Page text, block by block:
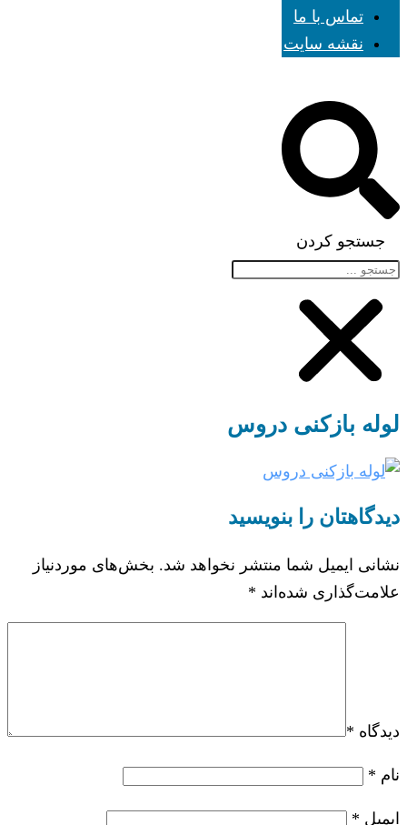
تماس با ما
نقشه سایت
جستجو کردن
لوله بازکنی دروس
دیدگاهتان را بنویسید
نشانی ایمیل شما منتشر نخواهد شد. بخش‌های موردنیاز
علامت‌گذاری شده‌اند *
دیدگاه *
نام *
ایمیل *